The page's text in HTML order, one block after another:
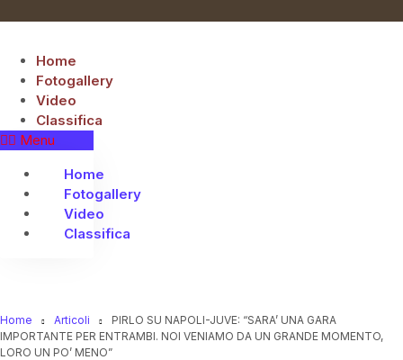
Home
Fotogallery
Video
Classifica
Menu
Home
Fotogallery
Video
Classifica
Home Articoli
PIRLO SU NAPOLI-JUVE: “SARA’ UNA GARA
IMPORTANTE PER ENTRAMBI. NOI VENIAMO DA UN GRANDE MOMENTO,
LORO UN PO’ MENO”